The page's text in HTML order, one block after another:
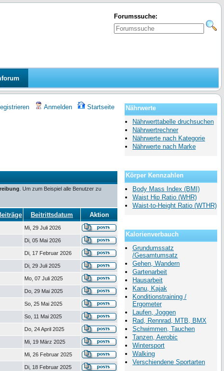
Forumssuche:
Anmelden Startseite
. Um zum Beispiel alle Benutzer zu
Beitrittsdatum
Aktion
Mi, 29 Juli 2026
Di, 05 Mai 2026
Di, 17 Februar 2026
Di, 29 Juli 2025
Mo, 07 Juli 2025
Do, 29 Mai 2025
So, 25 Mai 2025
So, 11 Mai 2025
Do, 24 April 2025
Mi, 19 März 2025
Mi, 26 Februar 2025
Di, 18 Februar 2025
Nährwerte
Nährwerttabelle druchsuchen
Nährwertrechner
Nährwerte nach Kategorie
Nährwerte nach Marke
Körper Kennzahlen
Body Mass Index (BMI)
Waist Hip Ratio (WHR)
Waist-to-Height Ratio (WTHR)
Kalorienverbauch
Grundumssatz
/Gesamtumsatz
Gehen, Wandern
Gartenarbeit
Hausarbeit
Kanu, Kajak
Konditionstraining /
Ergometer
Laufen, Joggen
Rad, Rennrad, MTB, BMX
Schwimmen, Tauchen
Tanzen, Aerobic
Wintersport
Walking
Verschiendene Sportarten